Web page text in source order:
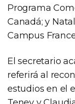
Programa
Canadá; y
Campus
El secretario
referirá al
estudios en el